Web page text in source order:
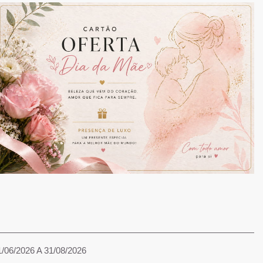
2026 A 31/08/2026